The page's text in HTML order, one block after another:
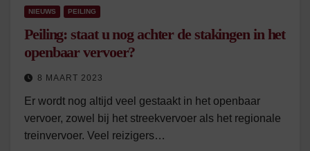
NIEUWS PEILING
Peiling: staat u nog achter de stakingen in het
openbaar vervoer?
8 MAART 2023
Er wordt nog altijd veel gestaakt in het openbaar
vervoer, zowel bij het streekvervoer als het regionale
treinvervoer. Veel reizigers…